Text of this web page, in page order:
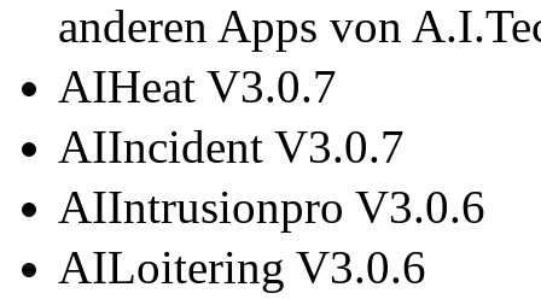
anderen Apps von
AIHeat V3.0.7
AIIncident V3.0.7
AIIntrusionpro V3.0.6
AILoitering V3.0.6